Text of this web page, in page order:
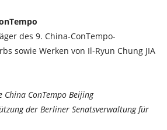
des 9. China-ConTempo-
sowie Werken von Il-Ryun Chung JIA
ConTempo Beijing
der Berliner Senatsverwaltung für